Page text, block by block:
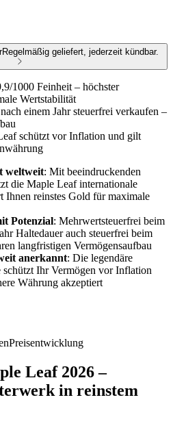
Regelmäßig geliefert, jederzeit kündbar.
1000 Feinheit – höchster
Wertstabilität
einem Jahr steuerfrei verkaufen –
schützt vor Inflation und gilt
weltweit: Mit beeindruckenden
die Maple Leaf internationale
Ihnen reinstes Gold für maximale
Potenzial: Mehrwertsteuerfrei beim
Haltedauer auch steuerfrei beim
langfristigen Vermögensaufbau
anerkannt: Die legendäre
schützt Ihr Vermögen vor Inflation
Währung akzeptiert
Preisentwicklung
Leaf 2026 –
in reinstem